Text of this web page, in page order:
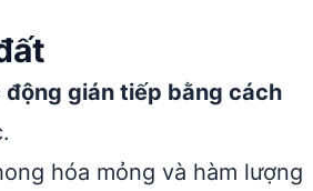
động gián tiếp bằng cách
hóa mỏng và hàm lượng